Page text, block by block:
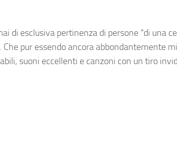
di esclusiva pertinenza di persone “di una
pur essendo ancora abbondantemente
suoni eccellenti e canzoni con un tiro